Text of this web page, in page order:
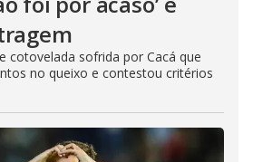
cotovelada sofrida por Cacá que
no queixo e contestou critérios